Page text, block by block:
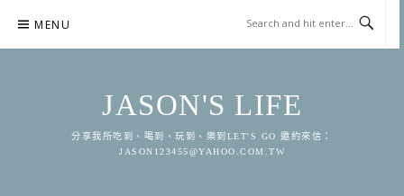
content
MENU
JASON'S LIFE
分享我所吃到、喝到、玩到、樂到LET'S GO 邀約來信：
JASON123455@YAHOO.COM.TW